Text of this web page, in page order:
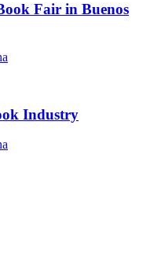
Fair in Buenos
Industry